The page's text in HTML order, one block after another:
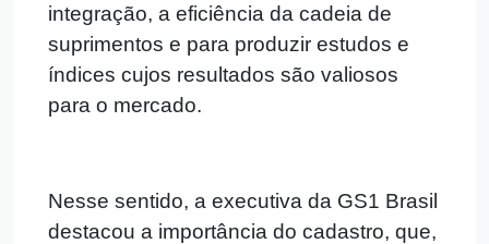
integração, a eficiência da cadeia de
suprimentos e para produzir estudos e
índices cujos resultados são valiosos
para o mercado.
Nesse sentido, a executiva da GS1 Brasil
destacou a importância do cadastro, que,